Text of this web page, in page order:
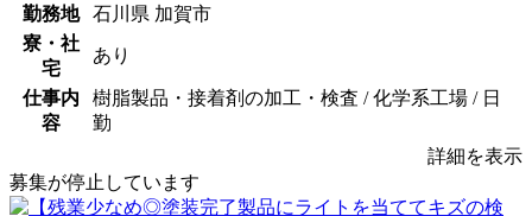
勤務地
石川県 加賀市
寮・社
宅
あり
仕事内
容
樹脂製品・接着剤の加工・検査 / 化学系工場 / 日
勤
詳細を表示
募集が停止しています